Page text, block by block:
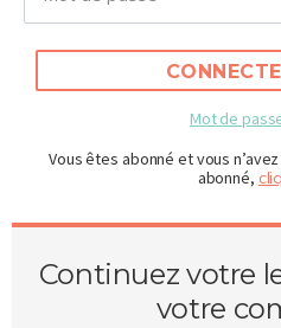
Mot de
Vous êtes abonné et vous
abonné,
Continuez votre
votre